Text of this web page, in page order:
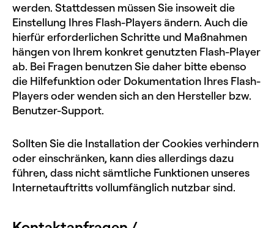
werden. Stattdessen müssen Sie insoweit die
Einstellung Ihres Flash-Players ändern. Auch die
hierfür erforderlichen Schritte und Maßnahmen
hängen von Ihrem konkret genutzten Flash-Player
ab. Bei Fragen benutzen Sie daher bitte ebenso
die Hilfefunktion oder Dokumentation Ihres Flash-
Players oder wenden sich an den Hersteller bzw.
Benutzer-Support.
Sollten Sie die Installation der Cookies verhindern
oder einschränken, kann dies allerdings dazu
führen, dass nicht sämtliche Funktionen unseres
Internetauftritts vollumfänglich nutzbar sind.